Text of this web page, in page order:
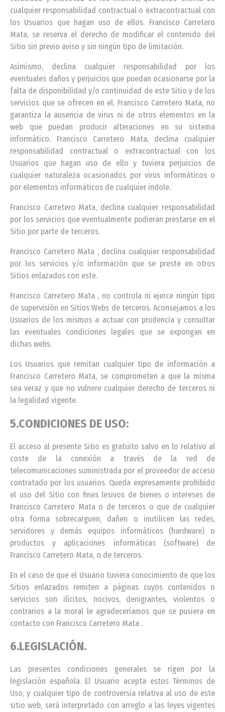
cualquier responsabilidad contractual o extracontractual con
los Usuarios que hagan uso de ellos. Francisco Carretero
Mata, se reserva el derecho de modificar el contenido del
Sitio sin previo aviso y sin ningún tipo de limitación.
Asimismo, declina cualquier responsabilidad por los
eventuales daños y perjuicios que puedan ocasionarse por la
falta de disponibilidad y/o continuidad de este Sitio y de los
servicios que se ofrecen en el. Francisco Carretero Mata, no
garantiza la ausencia de virus ni de otros elementos en la
web que puedan producir alteraciones en su sistema
informático. Francisco Carretero Mata, declina cualquier
responsabilidad contractual o extracontractual con los
Usuarios que hagan uso de ello y tuviera perjuicios de
cualquier naturaleza ocasionados por virus informáticos o
por elementos informáticos de cualquier índole.
Francisco Carretero Mata, declina cualquier responsabilidad
por los servicios que eventualmente pudieran prestarse en el
Sitio por parte de terceros.
Francisco Carretero Mata , declina cualquier responsabilidad
por los servicios y/o información que se preste en otros
Sitios enlazados con este.
Francisco Carretero Mata , no controla ni ejerce ningún tipo
de supervisión en Sitios Webs de terceros. Aconsejamos a los
Usuarios de los mismos a actuar con prudencia y consultar
las eventuales condiciones legales que se expongan en
dichas webs.
Los Usuarios que remitan cualquier tipo de información a
Francisco Carretero Mata, se comprometen a que la misma
sea veraz y que no vulnere cualquier derecho de terceros ni
la legalidad vigente.
5.CONDICIONES DE USO:
El acceso al presente Sitio es gratuito salvo en lo relativo al
coste de la conexión a través de la red de
telecomunicaciones suministrada por el proveedor de acceso
contratado por los usuarios. Queda expresamente prohibido
el uso del Sitio con fines lesivos de bienes o intereses de
Francisco Carretero Mata o de terceros o que de cualquier
otra forma sobrecarguen, dañen o inutilicen las redes,
servidores y demás equipos informáticos (hardware) o
productos y aplicaciones informáticas (software) de
Francisco Carretero Mata, o de terceros.
En el caso de que el Usuario tuviera conocimiento de que los
Sitios enlazados remiten a páginas cuyos contenidos o
servicios son ilícitos, nocivos, denigrantes, violentos o
contrarios a la moral le agradeceríamos que se pusiera en
contacto con Francisco Carretero Mata .
6.LEGISLACIÓN.
Las presentes condiciones generales se rigen por la
legislación española. El Usuario acepta estos Términos de
Uso, y cualquier tipo de controversia relativa al uso de este
sitio web, será interpretado con arreglo a las leyes vigentes